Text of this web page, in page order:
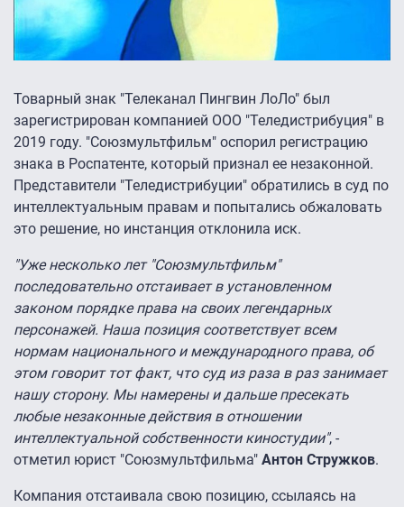
Товарный знак "Телеканал Пингвин ЛоЛо" был
зарегистрирован компанией ООО "Теледистрибуция" в
2019 году. "Союзмультфильм" оспорил регистрацию
знака в Роспатенте, который признал ее незаконной.
Представители "Теледистрибуции" обратились в суд по
интеллектуальным правам и попытались обжаловать
это решение, но инстанция отклонила иск.
"Уже несколько лет "Союзмультфильм"
последовательно отстаивает в установленном
законом порядке права на своих легендарных
персонажей. Наша позиция соответствует всем
нормам национального и международного права, об
этом говорит тот факт, что суд из раза в раз занимает
нашу сторону. Мы намерены и дальше пресекать
любые незаконные действия в отношении
интеллектуальной собственности киностудии", -
отметил юрист "Союзмультфильма" Антон Стружков.
Компания отстаивала свою позицию, ссылаясь на